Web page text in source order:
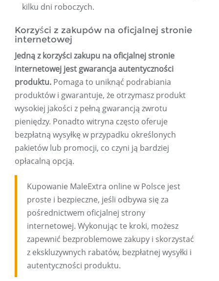
kilku dni roboczych.
Korzyści z zakupów na oficjalnej stronie
internetowej
Jedną z korzyści zakupu na oficjalnej stronie
internetowej jest gwarancja autentyczności
produktu. Pomaga to uniknąć podrabiania
produktów i gwarantuje, że otrzymasz produkt
wysokiej jakości z pełną gwarancją zwrotu
pieniędzy. Ponadto witryna często oferuje
bezpłatną wysyłkę w przypadku określonych
pakietów lub promocji, co czyni ją bardziej
opłacalną opcją.
Kupowanie MaleExtra online w Polsce jest
proste i bezpieczne, jeśli odbywa się za
pośrednictwem oficjalnej strony
internetowej. Wykonując te kroki, możesz
zapewnić bezproblemowe zakupy i skorzystać
z ekskluzywnych rabatów, bezpłatnej wysyłki i
autentyczności produktu.